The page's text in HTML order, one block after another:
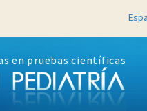
en pruebas científicas